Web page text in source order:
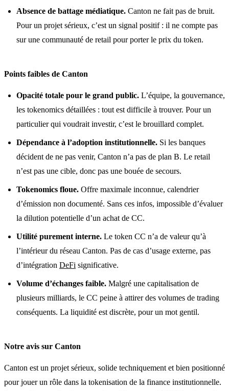
Absence de battage médiatique. Canton ne fait pas de bruit.
Pour un projet sérieux, c’est un signal positif : il ne compte pas
sur une communauté de retail pour porter le prix du token.
Points faibles de Canton
Opacité totale pour le grand public. L’équipe, la gouvernance,
les tokenomics détaillées : tout est difficile à trouver. Pour un
particulier qui voudrait investir, c’est le brouillard complet.
Dépendance à l’adoption institutionnelle. Si les banques
décident de ne pas venir, Canton n’a pas de plan B. Le retail
n’est pas une cible, donc pas une bouée de secours.
Tokenomics floue. Offre maximale inconnue, calendrier
d’émission non documenté. Sans ces infos, impossible d’évaluer
la dilution potentielle d’un achat de CC.
Utilité purement interne. Le token CC n’a de valeur qu’à
l’intérieur du réseau Canton. Pas de cas d’usage externe, pas
d’intégration DeFi significative.
Volume d’échanges faible. Malgré une capitalisation de
plusieurs milliards, le CC peine à attirer des volumes de trading
conséquents. La liquidité est discrète, pour un mot gentil.
Notre avis sur Canton
Canton est un projet sérieux, solide techniquement et bien positionné
pour jouer un rôle dans la tokenisation de la finance institutionnelle.